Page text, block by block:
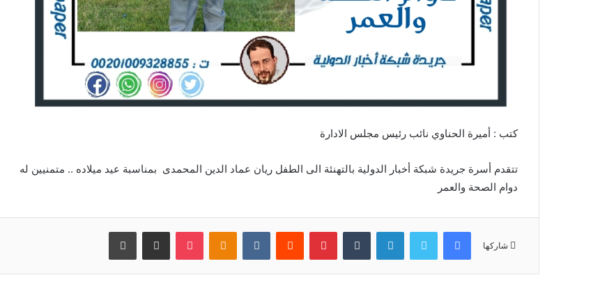
كتب : أميرة الحناوي نائب رئيس مجلس الادارة
تتقدم أسرة جريدة شبكة أخبار الدولية بالتهنئة الى الطفل ريان عماد الدين المحمدى بمناسبة عيد ميلاده .. متمنيين له
دوام الصحة والعمر
شاركها
فيسبوك تويتر لينكدإن بينتيريست Odnoklassniki
بوكيت مشاركة عبر البريد طباعة